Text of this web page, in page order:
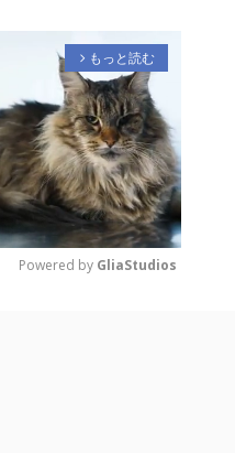
arrow_forward_ios もっと読む
Powered by GliaStudios